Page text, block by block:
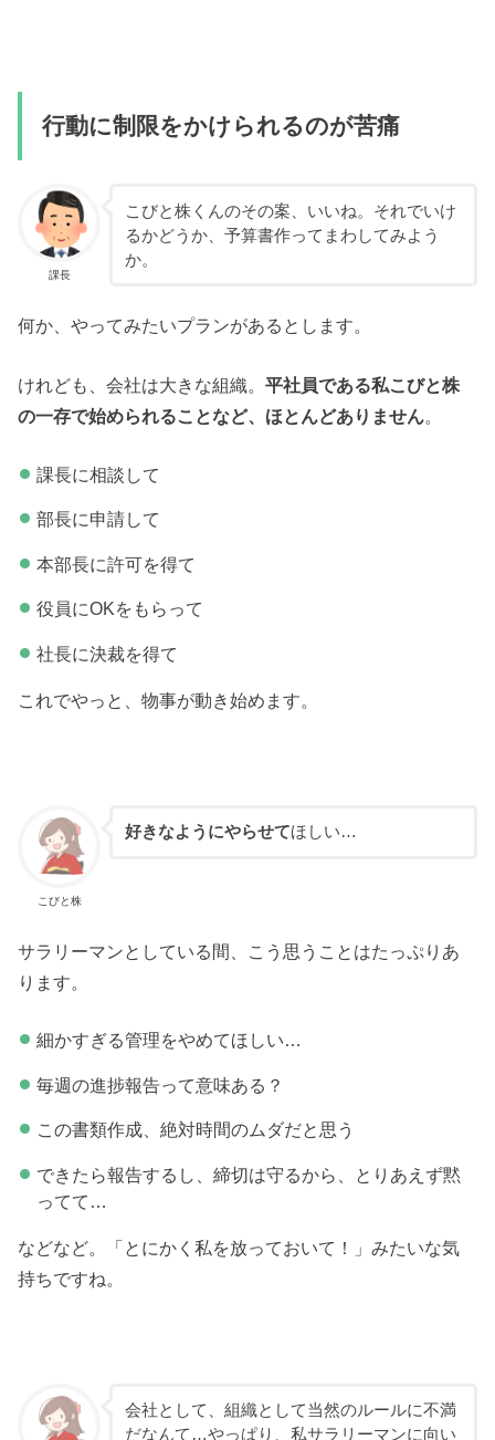
行動に制限をかけられるのが苦痛
課長
こびと株くんのその案、いいね。それでいけ
るかどうか、予算書作ってまわしてみよう
か。
何か、やってみたいプランがあるとします。
けれども、会社は大きな組織。平社員である私こびと株
の一存で始められることなど、ほとんどありません。
課長に相談して
部長に申請して
本部長に許可を得て
役員にOKをもらって
社長に決裁を得て
これでやっと、物事が動き始めます。
こびと株
好きなようにやらせてほしい…
サラリーマンとしている間、こう思うことはたっぷりあ
ります。
細かすぎる管理をやめてほしい…
毎週の進捗報告って意味ある？
この書類作成、絶対時間のムダだと思う
できたら報告するし、締切は守るから、とりあえず黙
ってて…
などなど。「とにかく私を放っておいて！」みたいな気
持ちですね。
会社として、組織として当然のルールに不満
だなんて…やっぱり、私サラリーマンに向い